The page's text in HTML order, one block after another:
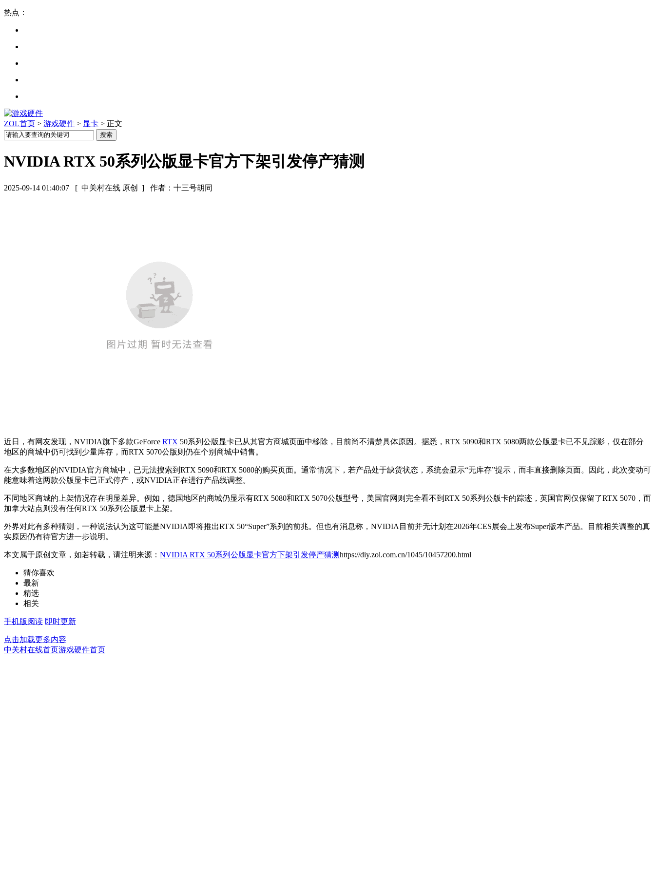
热点：
ZOL首页 > 游戏硬件 > 显卡 > 正文
NVIDIA RTX 50系列公版显卡官方下架引发停产猜测
2025-09-14 01:40:07 [ 中关村在线 原创 ] 作者：十三号胡同
近日，有网友发现，NVIDIA旗下多款GeForce RTX 50系列公版显卡已从其官方商城页面中移除，目前尚不清楚具体原因。据悉，RTX 5090和RTX 5080两款公版显卡已不见踪影，仅在部分
地区的商城中仍可找到少量库存，而RTX 5070公版则仍在个别商城中销售。
在大多数地区的NVIDIA官方商城中，已无法搜索到RTX 5090和RTX 5080的购买页面。通常情况下，若产品处于缺货状态，系统会显示“无库存”提示，而非直接删除页面。因此，此次变动可
能意味着这两款公版显卡已正式停产，或NVIDIA正在进行产品线调整。
不同地区商城的上架情况存在明显差异。例如，德国地区的商城仍显示有RTX 5080和RTX 5070公版型号，美国官网则完全看不到RTX 50系列公版卡的踪迹，英国官网仅保留了RTX 5070，而
加拿大站点则没有任何RTX 50系列公版显卡上架。
外界对此有多种猜测，一种说法认为这可能是NVIDIA即将推出RTX 50“Super”系列的前兆。但也有消息称，NVIDIA目前并无计划在2026年CES展会上发布Super版本产品。目前相关调整的真
实原因仍有待官方进一步说明。
本文属于原创文章，如若转载，请注明来源： NVIDIA RTX 50系列公版显卡官方下架引发停产猜测https://diy.zol.com.cn/1045/10457200.html
猜你喜欢
最新
精选
相关
手机版阅读 即时更新
点击加载更多内容
中关村在线首页游戏硬件首页